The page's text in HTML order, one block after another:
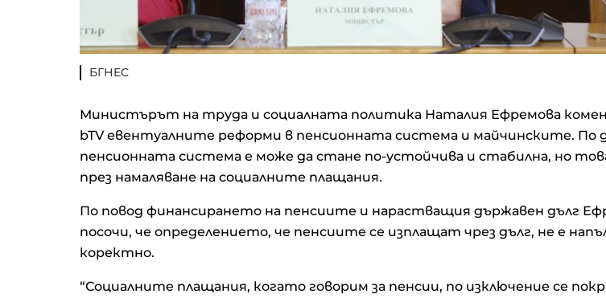
БГНЕС
Министърът на труда и социалната политика Наталия Ефремова
bTV евентуалните реформи в пенсионната система и майчинските. По
пенсионната система е може да стане по-устойчива и стабилна, но
през намаляване на социалните плащания.
По повод финансирането на пенсиите и нарастващия държавен дълг
посочи, че определението, че пенсиите се изплащат чрез дълг, не е
коректно.
“Социалните плащания, когато говорим за пенсии, по изключение се